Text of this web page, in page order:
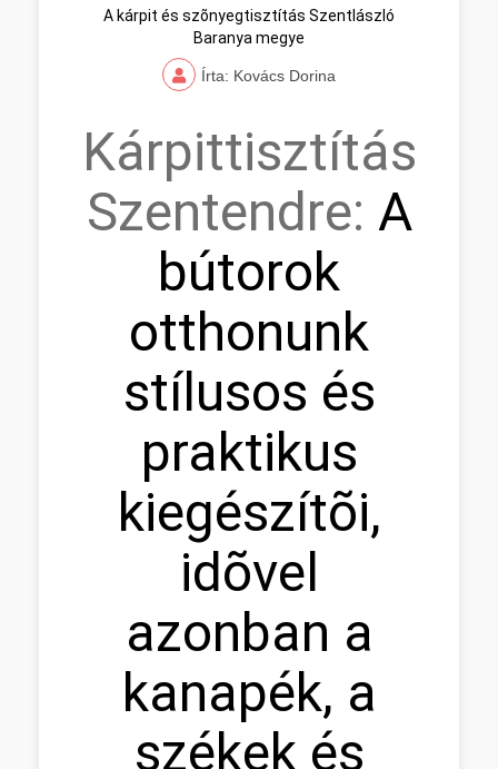
A kárpit és szõnyegtisztítás Szentlászló
Baranya megye
Írta: Kovács Dorina
Kárpittisztítás
Szentendre: A
bútorok
otthonunk
stílusos és
praktikus
kiegészítõi,
idõvel
azonban a
kanapék, a
székek és